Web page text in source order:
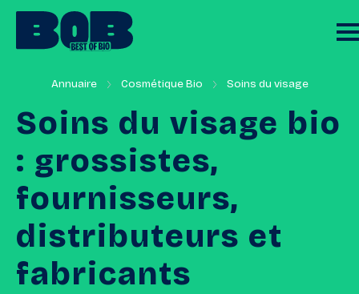
Annuaire Cosmétique Bio Soins du visage
Soins du visage bio
: grossistes,
fournisseurs,
distributeurs et
fabricants